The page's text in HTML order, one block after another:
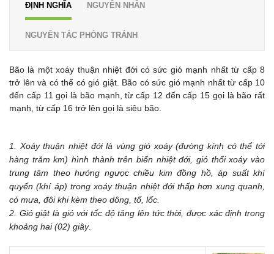
ĐỊNH NGHĨA NGUYÊN NHÂN
NGUYÊN TẮC PHÒNG TRÁNH
Bão là một xoáy thuận nhiệt đới có sức gió mạnh nhất từ cấp 8
trở lên và có thể có gió giật. Bão có sức gió mạnh nhất từ cấp 10
đến cấp 11 gọi là bão mạnh, từ cấp 12 đến cấp 15 gọi là bão rất
mạnh, từ cấp 16 trở lên gọi là siêu bão.
1. Xoáy thuận nhiệt đới là vùng gió xoáy (đường kính có thể tới
hàng trăm km) hình thành trên biển nhiệt đới, gió thổi xoáy vào
trung tâm theo hướng ngược chiều kim đồng hồ, áp suất khí
quyển (khí áp) trong xoáy thuận nhiệt đới thấp hơn xung quanh,
có mưa, đôi khi kèm theo dông, tố, lốc.
2. Gió giật là gió với tốc độ tăng lên tức thời, được xác định trong
khoảng hai (02) giây.